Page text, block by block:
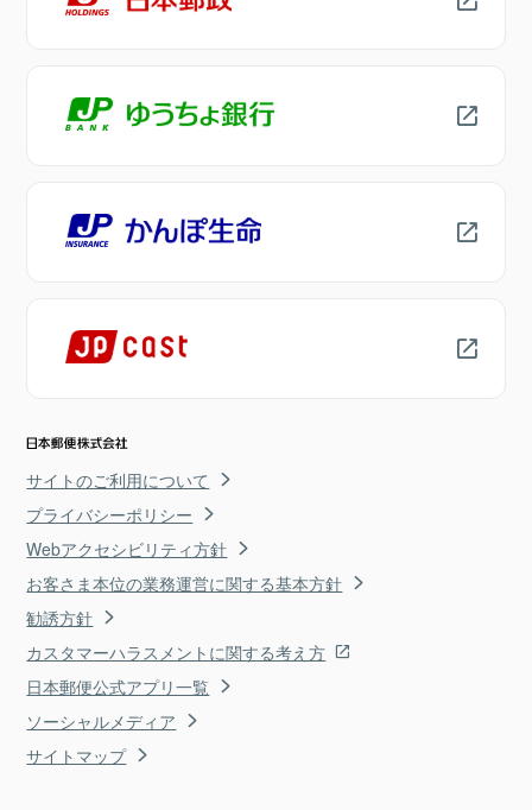
サイトのご利用について
プライバシーポリシー
Webアクセシビリティ方針
お客さま本位の業務運営に関する基本方針
勧誘方針
カスタマーハラスメントに関する考え方
日本郵便公式アプリ一覧
ソーシャルメディア
サイトマップ